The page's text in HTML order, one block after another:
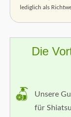
lediglich als
Die
Unsere
für